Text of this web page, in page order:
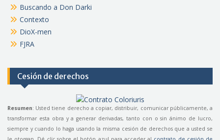
Buscando a Don Darki
Contexto
DioX-men
FJRA
Cesión de derechos
Resumen: Usted tiene derecho a copiar, distribuir, comunicar públicamente, a
transformar esta obra y a generar derivadas, tanto con o sin ánimo de lucro,
siempre y cuando lo haga usando la misma cesión de derechos que a usted se